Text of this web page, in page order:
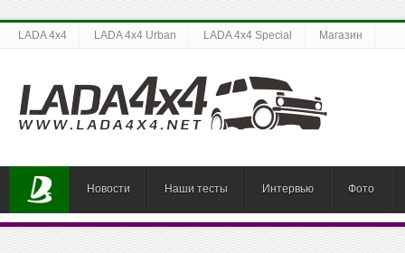
LADA 4x4 LADA 4x4 Urban LADA 4x4 Special Магазин
Новости Наши тесты Интервью Фото